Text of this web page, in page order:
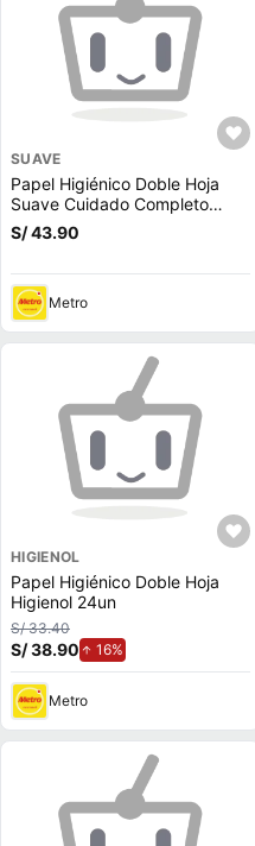
SUAVE
Papel Higiénico Doble Hoja
Suave Cuidado Completo
48un
S/ 43.90
Metro
HIGIENOL
Papel Higiénico Doble Hoja
Higienol 24un
S/ 33.40
S/ 38.90 16%
Metro